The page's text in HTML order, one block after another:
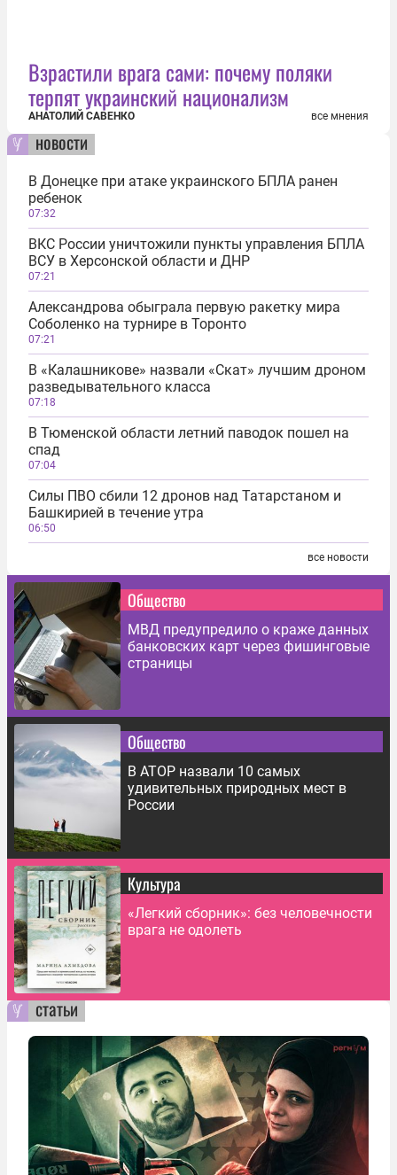
Взрастили врага сами: почему поляки
терпят украинский национализм
АНАТОЛИЙ САВЕНКО все мнения
новости
В Донецке при атаке украинского БПЛА ранен
ребенок
07:32
ВКС России уничтожили пункты управления БПЛА
ВСУ в Херсонской области и ДНР
07:21
Александрова обыграла первую ракетку мира
Соболенко на турнире в Торонто
07:21
В «Калашникове» назвали «Скат» лучшим дроном
разведывательного класса
07:18
В Тюменской области летний паводок пошел на
спад
07:04
Силы ПВО сбили 12 дронов над Татарстаном и
Башкирией в течение утра
06:50
все новости
Общество
МВД предупредило о краже данных
банковских карт через фишинговые
страницы
Общество
В АТОР назвали 10 самых
удивительных природных мест в
России
Культура
«Легкий сборник»: без человечности
врага не одолеть
статьи